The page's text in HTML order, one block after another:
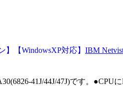
IBM
41J/44J/47J)です。●CPUに